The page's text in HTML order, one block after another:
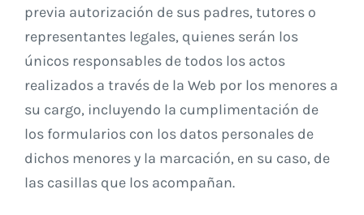
previa autorización de sus padres, tutores o
representantes legales, quienes serán los
únicos responsables de todos los actos
realizados a través de la Web por los menores a
su cargo, incluyendo la cumplimentación de
los formularios con los datos personales de
dichos menores y la marcación, en su caso, de
las casillas que los acompañan.